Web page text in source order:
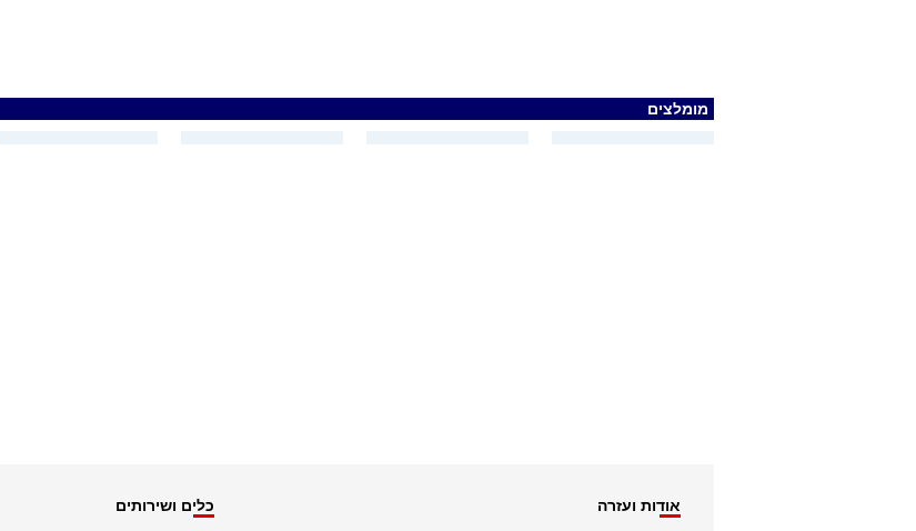
מומלצים
אודות ועזרה כלים ושירותים